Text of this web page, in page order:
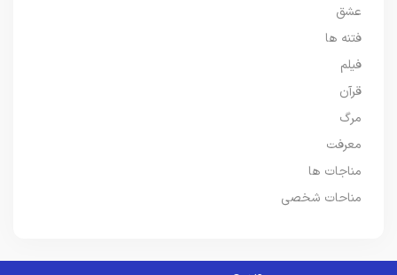
عشق
فتنه ها
فیلم
قرآن
مرگ
معرفت
مناجات ها
مناحات شخصی